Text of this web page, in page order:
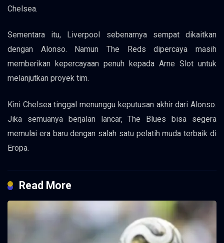
Chelsea.
Sementara itu, Liverpool sebenarnya sempat dikaitkan
dengan Alonso. Namun The Reds dipercaya masih
memberikan kepercayaan penuh kepada Arne Slot untuk
melanjutkan proyek tim.
Kini Chelsea tinggal menunggu keputusan akhir dari Alonso.
Jika semuanya berjalan lancar, The Blues bisa segera
memulai era baru dengan salah satu pelatih muda terbaik di
Eropa.
Read More